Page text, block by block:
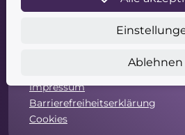
Impressum
Barrierefreiheitserklärung
Cookies
Ablehnen